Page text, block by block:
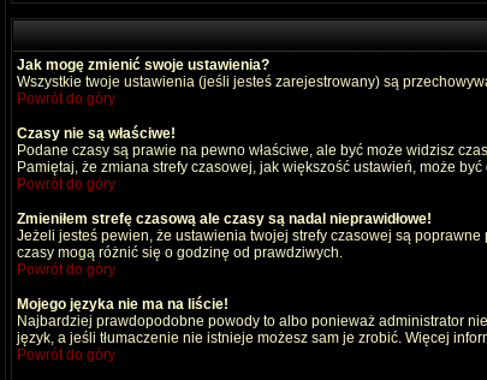
Jak mogę zmienić swoje ustawienia?
Wszystkie twoje ustawienia (jeśli jesteś zarejestrowany) są
Powrót do góry
Czasy nie są właściwe!
Podane czasy są prawie na pewno właściwe, ale być może widzisz
Pamiętaj, że zmiana strefy czasowej, jak większość ustawień, może
Powrót do góry
Zmieniłem strefę czasową ale czasy są nadal nieprawidłowe!
Jeżeli jesteś pewien, że ustawienia twojej strefy czasowej są
czasy mogą różnić się o godzinę od prawdziwych.
Powrót do góry
Mojego języka nie ma na liście!
Najbardziej prawdopodobne powody to albo ponieważ administrator
język, a jeśli tłumaczenie nie istnieje możesz sam je zrobić. Więcej
Powrót do góry